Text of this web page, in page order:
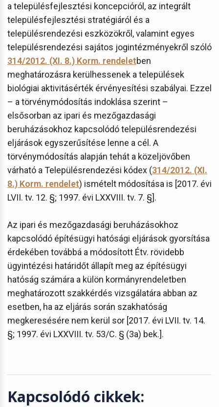
a településfejlesztési koncepcióról, az integrált
településfejlesztési stratégiáról és a
településrendezési eszközökről, valamint egyes
településrendezési sajátos jogintézményekről szóló
314/2012. (XI. 8.) Korm. rendeletben
meghatározásra kerülhessenek a települések
biológiai aktivitásérték érvényesítési szabályai. Ezzel
– a törvénymódosítás indoklása szerint –
elsősorban az ipari és mezőgazdasági
beruházásokhoz kapcsolódó településrendezési
eljárások egyszerűsítése lenne a cél. A
törvénymódosítás alapján tehát a közeljövőben
várható a Településrendezési kódex (314/2012. (XI.
8.) Korm. rendelet) ismételt módosítása is [2017. évi
LVII. tv. 12. §; 1997. évi LXXVIII. tv. 7. §].
Az ipari és mezőgazdasági beruházásokhoz
kapcsolódó építésügyi hatósági eljárások gyorsítása
érdekében továbbá a módosított Étv. rövidebb
ügyintézési határidőt állapít meg az építésügyi
hatóság számára a külön kormányrendeletben
meghatározott szakkérdés vizsgálatára abban az
esetben, ha az eljárás során szakhatóság
megkeresésére nem kerül sor [2017. évi LVII. tv. 14.
§; 1997. évi LXXVIII. tv. 53/C. § (3a) bek.].
Kapcsolódó cikkek: